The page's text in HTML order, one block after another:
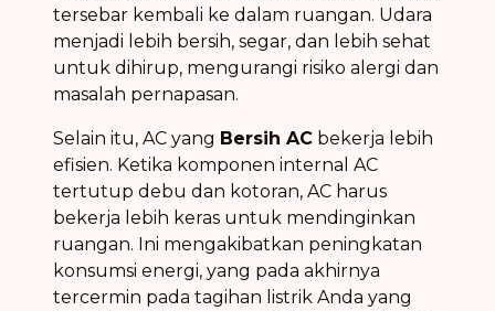
tersebar kembali ke dalam ruangan. Udara
menjadi lebih bersih, segar, dan lebih sehat
untuk dihirup, mengurangi risiko alergi dan
masalah pernapasan.
Selain itu, AC yang Bersih AC bekerja lebih
efisien. Ketika komponen internal AC
tertutup debu dan kotoran, AC harus
bekerja lebih keras untuk mendinginkan
ruangan. Ini mengakibatkan peningkatan
konsumsi energi, yang pada akhirnya
tercermin pada tagihan listrik Anda yang